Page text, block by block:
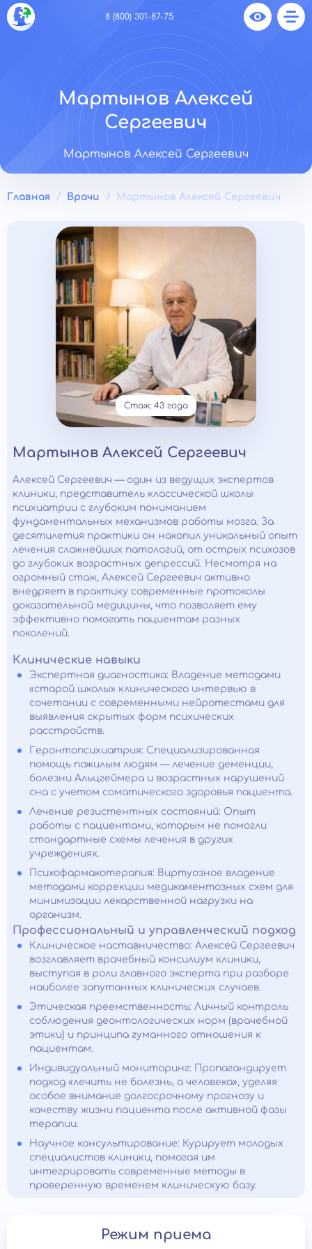
8 (800) 301-87-75
Мартынов Алексей
Сергеевич
Мартынов Алексей Сергеевич
Главная Врачи Мартынов Алексей Сергеевич
Стаж: 43 года
Мартынов Алексей Сергеевич
Алексей Сергеевич — один из ведущих экспертов
клиники, представитель классической школы
психиатрии с глубоким пониманием
фундаментальных механизмов работы мозга. За
десятилетия практики он накопил уникальный опыт
лечения сложнейших патологий, от острых психозов
до глубоких возрастных депрессий. Несмотря на
огромный стаж, Алексей Сергеевич активно
внедряет в практику современные протоколы
доказательной медицины, что позволяет ему
эффективно помогать пациентам разных
поколений.
Клинические навыки
Экспертная диагностика: Владение методами
«старой школы» клинического интервью в
сочетании с современными нейротестами для
выявления скрытых форм психических
расстройств.
Геронтопсихиатрия: Специализированная
помощь пожилым людям — лечение деменции,
болезни Альцгеймера и возрастных нарушений
сна с учетом соматического здоровья пациента.
Лечение резистентных состояний: Опыт
работы с пациентами, которым не помогли
стандартные схемы лечения в других
учреждениях.
Психофармакотерапия: Виртуозное владение
методами коррекции медикаментозных схем для
минимизации лекарственной нагрузки на
организм.
Профессиональный и управленческий подход
Клиническое наставничество: Алексей Сергеевич
возглавляет врачебный консилиум клиники,
выступая в роли главного эксперта при разборе
наиболее запутанных клинических случаев.
Этическая преемственность: Личный контроль
соблюдения деонтологических норм (врачебной
этики) и принципа гуманного отношения к
пациентам.
Индивидуальный мониторинг: Пропагандирует
подход «лечить не болезнь, а человека», уделяя
особое внимание долгосрочному прогнозу и
качеству жизни пациента после активной фазы
терапии.
Научное консультирование: Курирует молодых
специалистов клиники, помогая им
интегрировать современные методы в
проверенную временем клиническую базу.
Режим приема